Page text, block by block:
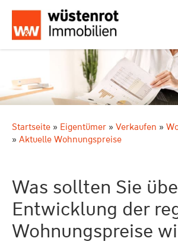
Startseite » Eigentümer » Verkaufen »
» Aktuelle Wohnungspreise
Was sollten Sie
Entwicklung der
Wohnungspreise